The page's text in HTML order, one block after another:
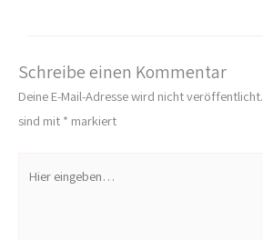
Schreibe einen Kommentar
Deine E-Mail-Adresse wird nicht veröffentlicht.
sind mit * markiert
eingeben…